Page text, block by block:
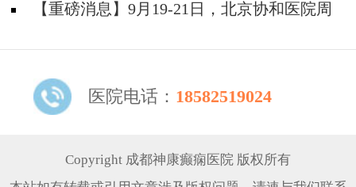
题！
天坛&首钢医院两大专家蓉城亲诊+癫痫大额救
【重磅消息】9月19-21日，北京协和医院周
线！
医院电话： 18582519024
Copyright 成都神康癫痫医院 版权所有